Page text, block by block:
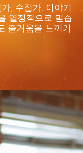
, 수집가, 이야기
열정적으로 믿습
즐거움을 느끼기